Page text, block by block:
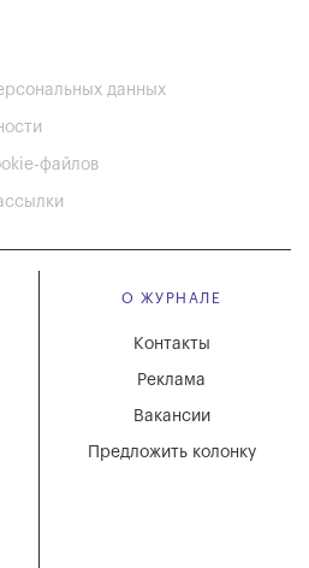
данных
файлов
О ЖУРНАЛЕ
Вакансии
Реклама
Контакты
Предложить колонку